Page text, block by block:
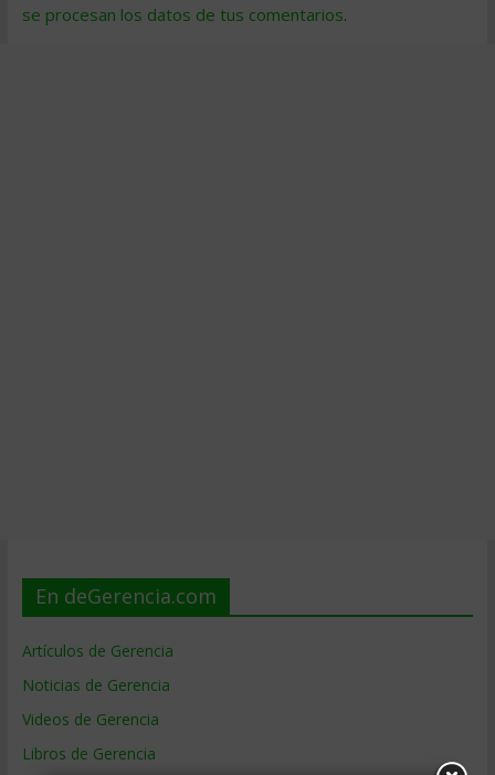
se procesan los datos de tus comentarios.
En deGerencia.com
Artículos de Gerencia
Noticias de Gerencia
Videos de Gerencia
Libros de Gerencia